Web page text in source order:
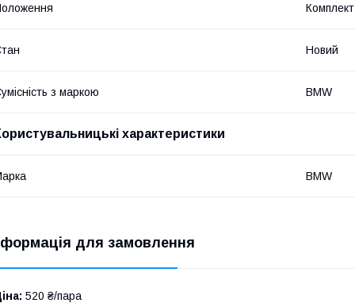
Комплект
Новий
з маркою BMW
характеристики
BMW
для замовлення
520 ₴/пара